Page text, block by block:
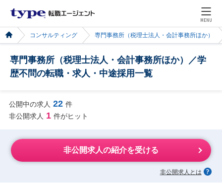
MENU
コンサルティング 専門事務所（税理士法人・会計事務所ほか）
専門事務所（税理士法人・会計事務所ほか）／学
歴不問の転職・求人・中途採用一覧
公開中の求人 22 件
非公開求人 1 件がヒット
非公開求人の紹介を受ける
非公開求人とは